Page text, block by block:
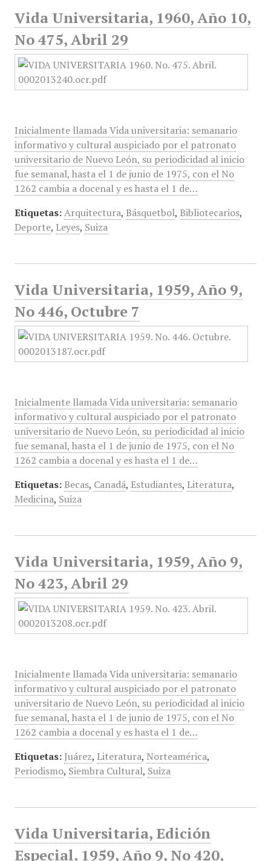
Vida Universitaria, 1960, Año 10,
No 475, Abril 29
Inicialmente llamada Vida universitaria: semanario
informativo y cultural auspiciado por el patronato
universitario de Nuevo León, su periodicidad al inicio
fue semanal, hasta el 1 de junio de 1975, con el No
1262 cambia a docenal y es hasta el 1 de…
Etiquetas: Arquitectura, Básquetbol, Bibliotecarios,
Deporte, Leyes, Suiza
Vida Universitaria, 1959, Año 9,
No 446, Octubre 7
Inicialmente llamada Vida universitaria: semanario
informativo y cultural auspiciado por el patronato
universitario de Nuevo León, su periodicidad al inicio
fue semanal, hasta el 1 de junio de 1975, con el No
1262 cambia a docenal y es hasta el 1 de…
Etiquetas: Becas, Canadá, Estudiantes, Literatura,
Medicina, Suiza
Vida Universitaria, 1959, Año 9,
No 423, Abril 29
Inicialmente llamada Vida universitaria: semanario
informativo y cultural auspiciado por el patronato
universitario de Nuevo León, su periodicidad al inicio
fue semanal, hasta el 1 de junio de 1975, con el No
1262 cambia a docenal y es hasta el 1 de…
Etiquetas: Juárez, Literatura, Norteamérica,
Periodismo, Siembra Cultural, Suiza
Vida Universitaria, Edición
Especial, 1959, Año 9, No 420,